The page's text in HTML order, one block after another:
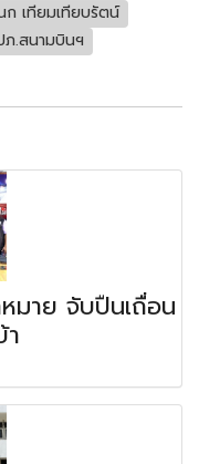
เทียมเทียบรัตน์
ภ.สนามบินฯ
มาย จับปืนเถื่อน